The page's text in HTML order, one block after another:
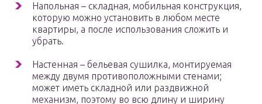
Напольная – складная, мобильная конструкция,
которую можно установить в любом месте
квартиры, а после использования сложить и
убрать.
Настенная – бельевая сушилка, монтируемая
между двумя противоположными стенами;
может иметь складной или раздвижной
механизм, поэтому во всю длину и ширину